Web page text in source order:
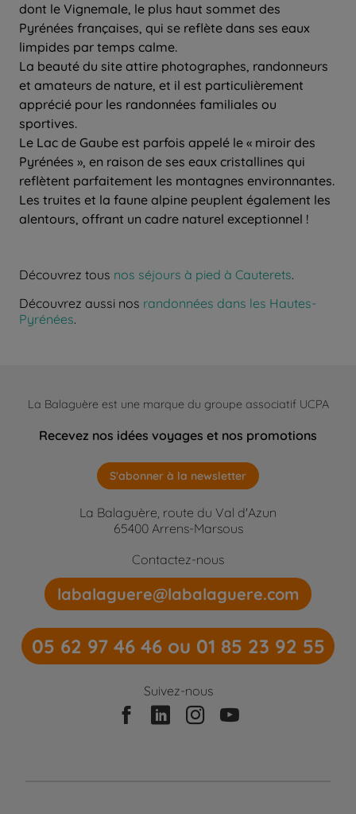
dont le Vignemale, le plus haut sommet des
Pyrénées françaises, qui se reflète dans ses eaux
limpides par temps calme.
La beauté du site attire photographes, randonneurs
et amateurs de nature, et il est particulièrement
apprécié pour les randonnées familiales ou
sportives.
Le Lac de Gaube est parfois appelé le « miroir des
Pyrénées », en raison de ses eaux cristallines qui
reflètent parfaitement les montagnes environnantes.
Les truites et la faune alpine peuplent également les
alentours, offrant un cadre naturel exceptionnel !
Découvrez tous nos séjours à pied à Cauterets.
Découvrez aussi nos randonnées dans les Hautes-
Pyrénées.
La Balaguère est une marque du groupe associatif UCPA
Recevez nos idées voyages et nos promotions
S'abonner à la newsletter
La Balaguère, route du Val d'Azun
65400 Arrens-Marsous
Contactez-nous
labalaguere@labalaguere.com
05 62 97 46 46 ou 01 85 23 92 55
Suivez-nous